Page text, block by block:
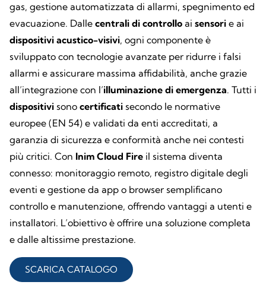
gas, gestione automatizzata di allarmi, spegnimento ed
evacuazione. Dalle centrali di controllo ai sensori e ai
dispositivi acustico-visivi, ogni componente è
sviluppato con tecnologie avanzate per ridurre i falsi
allarmi e assicurare massima affidabilità, anche grazie
all’integrazione con l’illuminazione di emergenza. Tutti i
dispositivi sono certificati secondo le normative
europee (EN 54) e validati da enti accreditati, a
garanzia di sicurezza e conformità anche nei contesti
più critici. Con Inim Cloud Fire il sistema diventa
connesso: monitoraggio remoto, registro digitale degli
eventi e gestione da app o browser semplificano
controllo e manutenzione, offrendo vantaggi a utenti e
installatori. L’obiettivo è offrire una soluzione completa
e dalle altissime prestazione.
SCARICA CATALOGO